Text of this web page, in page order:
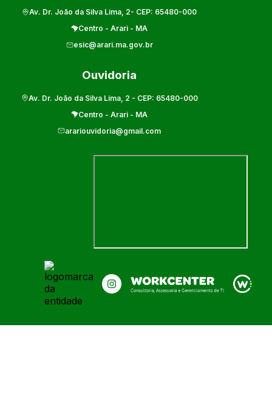
Av. Dr. João da Silva Lima, 2- CEP: 65480-000
Centro - Arari - MA
esic@arari.ma.gov.br
Ouvidoria
Av. Dr. João da Silva Lima, 2 - CEP: 65480-000
Centro - Arari - MA
arariouvidoria@gmail.com